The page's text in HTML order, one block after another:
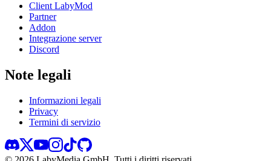
Client LabyMod
Partner
Addon
Integrazione server
Discord
Note legali
Informazioni legali
Privacy
Termini di servizio